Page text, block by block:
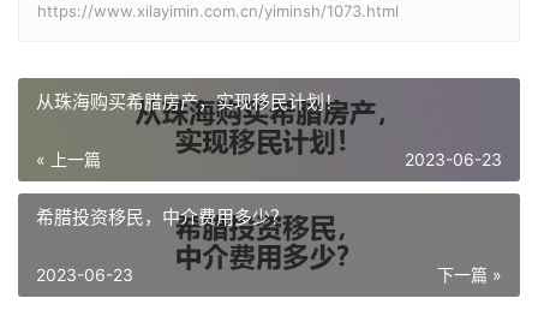
https://www.xilayimin.com.cn/yiminsh/1073.html
从珠海购买希腊房产，实现移民计划！
« 上一篇 2023-06-23
希腊投资移民，中介费用多少？
下一篇 »
2023-06-23